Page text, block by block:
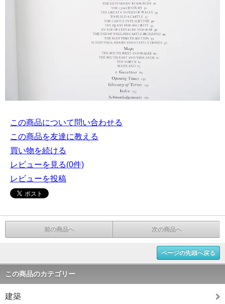
この商品について問い合わせる
この商品を友達に教える
買い物を続ける
レビューを見る(0件)
レビューを投稿
前の商品へ 次の商品へ
ページの先頭へ戻る
この商品のカテゴリー
建築